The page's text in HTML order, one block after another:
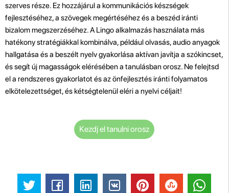
szerves része. Ez hozzájárul a kommunikációs készségek
fejlesztéséhez, a szövegek megértéséhez és a beszéd iránti
bizalom megszerzéséhez. A Lingo alkalmazás használata más
hatékony stratégiákkal kombinálva, például olvasás, audio anyagok
hallgatása és a beszélt nyelv gyakorlása aktívan javítja a szókincset,
és segít új magasságok elérésében a tanulásban orosz. Ne felejtsd
el a rendszeres gyakorlatot és az önfejlesztés iránti folyamatos
elkötelezettséget, és kétségtelenül eléri a nyelvi céljait!
Kezdj el tanulni orosz